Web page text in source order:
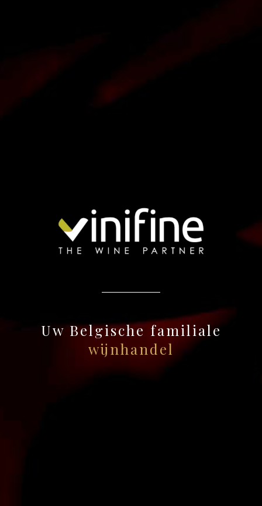
Uw Belgische familiale
wijnhandel